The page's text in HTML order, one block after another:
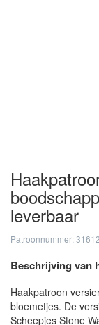
leverbaar
Patroonnummer:
Beschrijving van
Haakpatroon
bloemetjes. De
Scheepjes Stone